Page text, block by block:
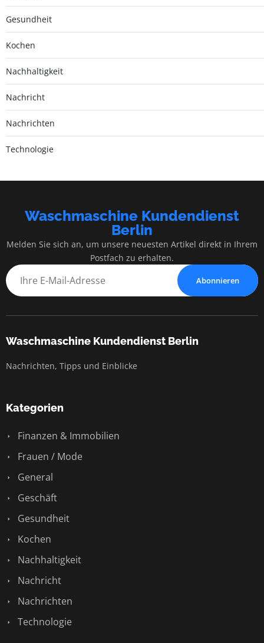
Gesundheit
Kochen
Nachhaltigkeit
Nachricht
Nachrichten
Technologie
Waschmaschine Kundendienst
Berlin
Melden Sie sich an, um unsere neuesten Artikel direkt in Ihrem
Postfach zu erhalten.
Abonnieren
Waschmaschine Kundendienst Berlin
Nachrichten, Tipps und Einblicke
Kategorien
Finanzen & Immobilien
Frauen / Mode
General
Geschäft
Gesundheit
Kochen
Nachhaltigkeit
Nachricht
Nachrichten
Technologie